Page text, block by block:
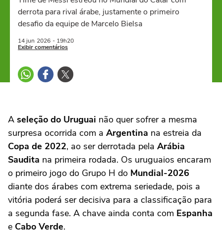
derrota para rival árabe, justamente o primeiro
desafio da equipe de Marcelo Bielsa
14 jun 2026 - 19h20
Exibir comentários
A seleção do Uruguai não quer sofrer a mesma
surpresa ocorrida com a Argentina na estreia da
Copa de 2022, ao ser derrotada pela Arábia
Saudita na primeira rodada. Os uruguaios encaram
o primeiro jogo do Grupo H do Mundial-2026
diante dos árabes com extrema seriedade, pois a
vitória poderá ser decisiva para a classificação para
a segunda fase. A chave ainda conta com Espanha
e Cabo Verde.